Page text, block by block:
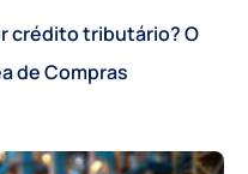
crédito tributário? O
de Compras